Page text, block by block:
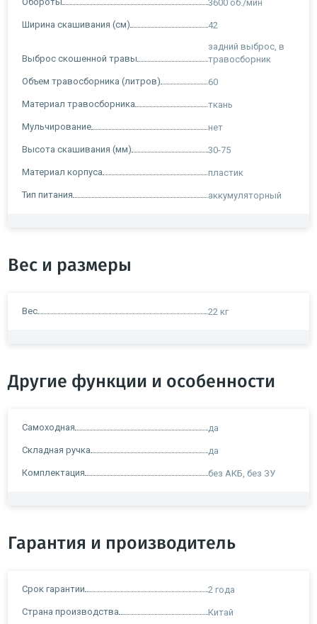
3600 об./мин
Ширина скашивания (см) 42
Выброс скошенной травы
задний выброс, в
травосборник
Объем травосборника (литров) 60
Материал травосборника ткань
Мульчирование нет
Высота скашивания (мм) 30-75
Материал корпуса пластик
Тип питания аккумуляторный
Вес и размеры
Вес 22 кг
Другие функции и особенности
Самоходная да
Складная ручка да
Комплектация без АКБ, без ЗУ
Гарантия и производитель
Срок гарантии 2 года
Страна производства Китай